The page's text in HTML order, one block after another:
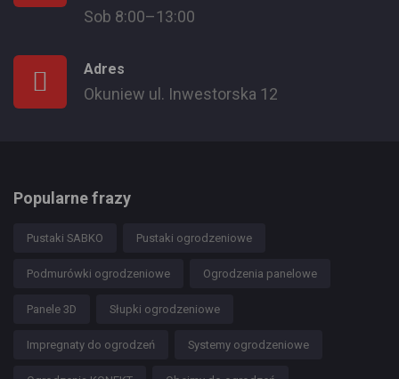
Sob 8:00–13:00
Adres
Okuniew ul. Inwestorska 12
Popularne frazy
Pustaki SABKO Pustaki ogrodzeniowe
Podmurówki ogrodzeniowe Ogrodzenia panelowe
Panele 3D Słupki ogrodzeniowe
Impregnaty do ogrodzeń Systemy ogrodzeniowe